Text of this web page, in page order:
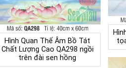
Hình Quan Thế Âm Bồ Tát
Chất Lượng Cao QA298 ngồi
trên đài sen hồng